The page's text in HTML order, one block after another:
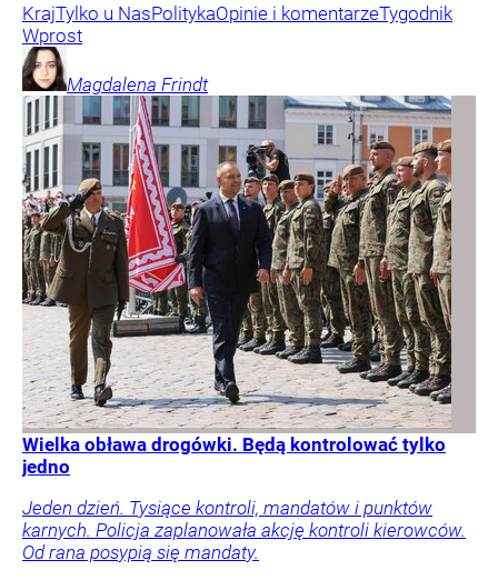
KrajTylko u NasPolitykaOpinie i komentarzeTygodnik
Wprost
Magdalena Frindt
Wielka obława drogówki. Będą kontrolować tylko
jedno
Jeden dzień. Tysiące kontroli, mandatów i punktów
karnych. Policja zaplanowała akcję kontroli kierowców.
Od rana posypią się mandaty.